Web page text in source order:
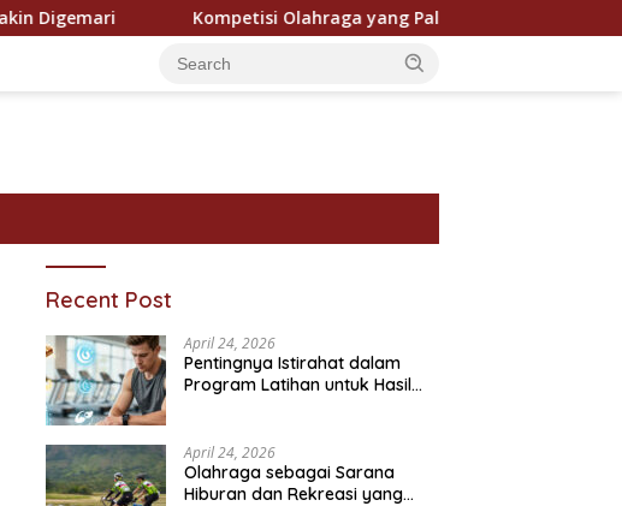
Kompetisi Olahraga yang Paling Ditunggu Setiap Tahun oleh
Recent Post
April 24, 2026
Pentingnya Istirahat dalam
Program Latihan untuk Hasil
April 24, 2026
Olahraga sebagai Sarana
Hiburan dan Rekreasi yang